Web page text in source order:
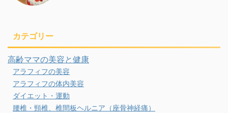
カテゴリー
高齢ママの美容と健康
アラフィフの美容
アラフィフの体内美容
ダイエット・運動
腰椎・頸椎、椎間板ヘルニア（座骨神経痛）